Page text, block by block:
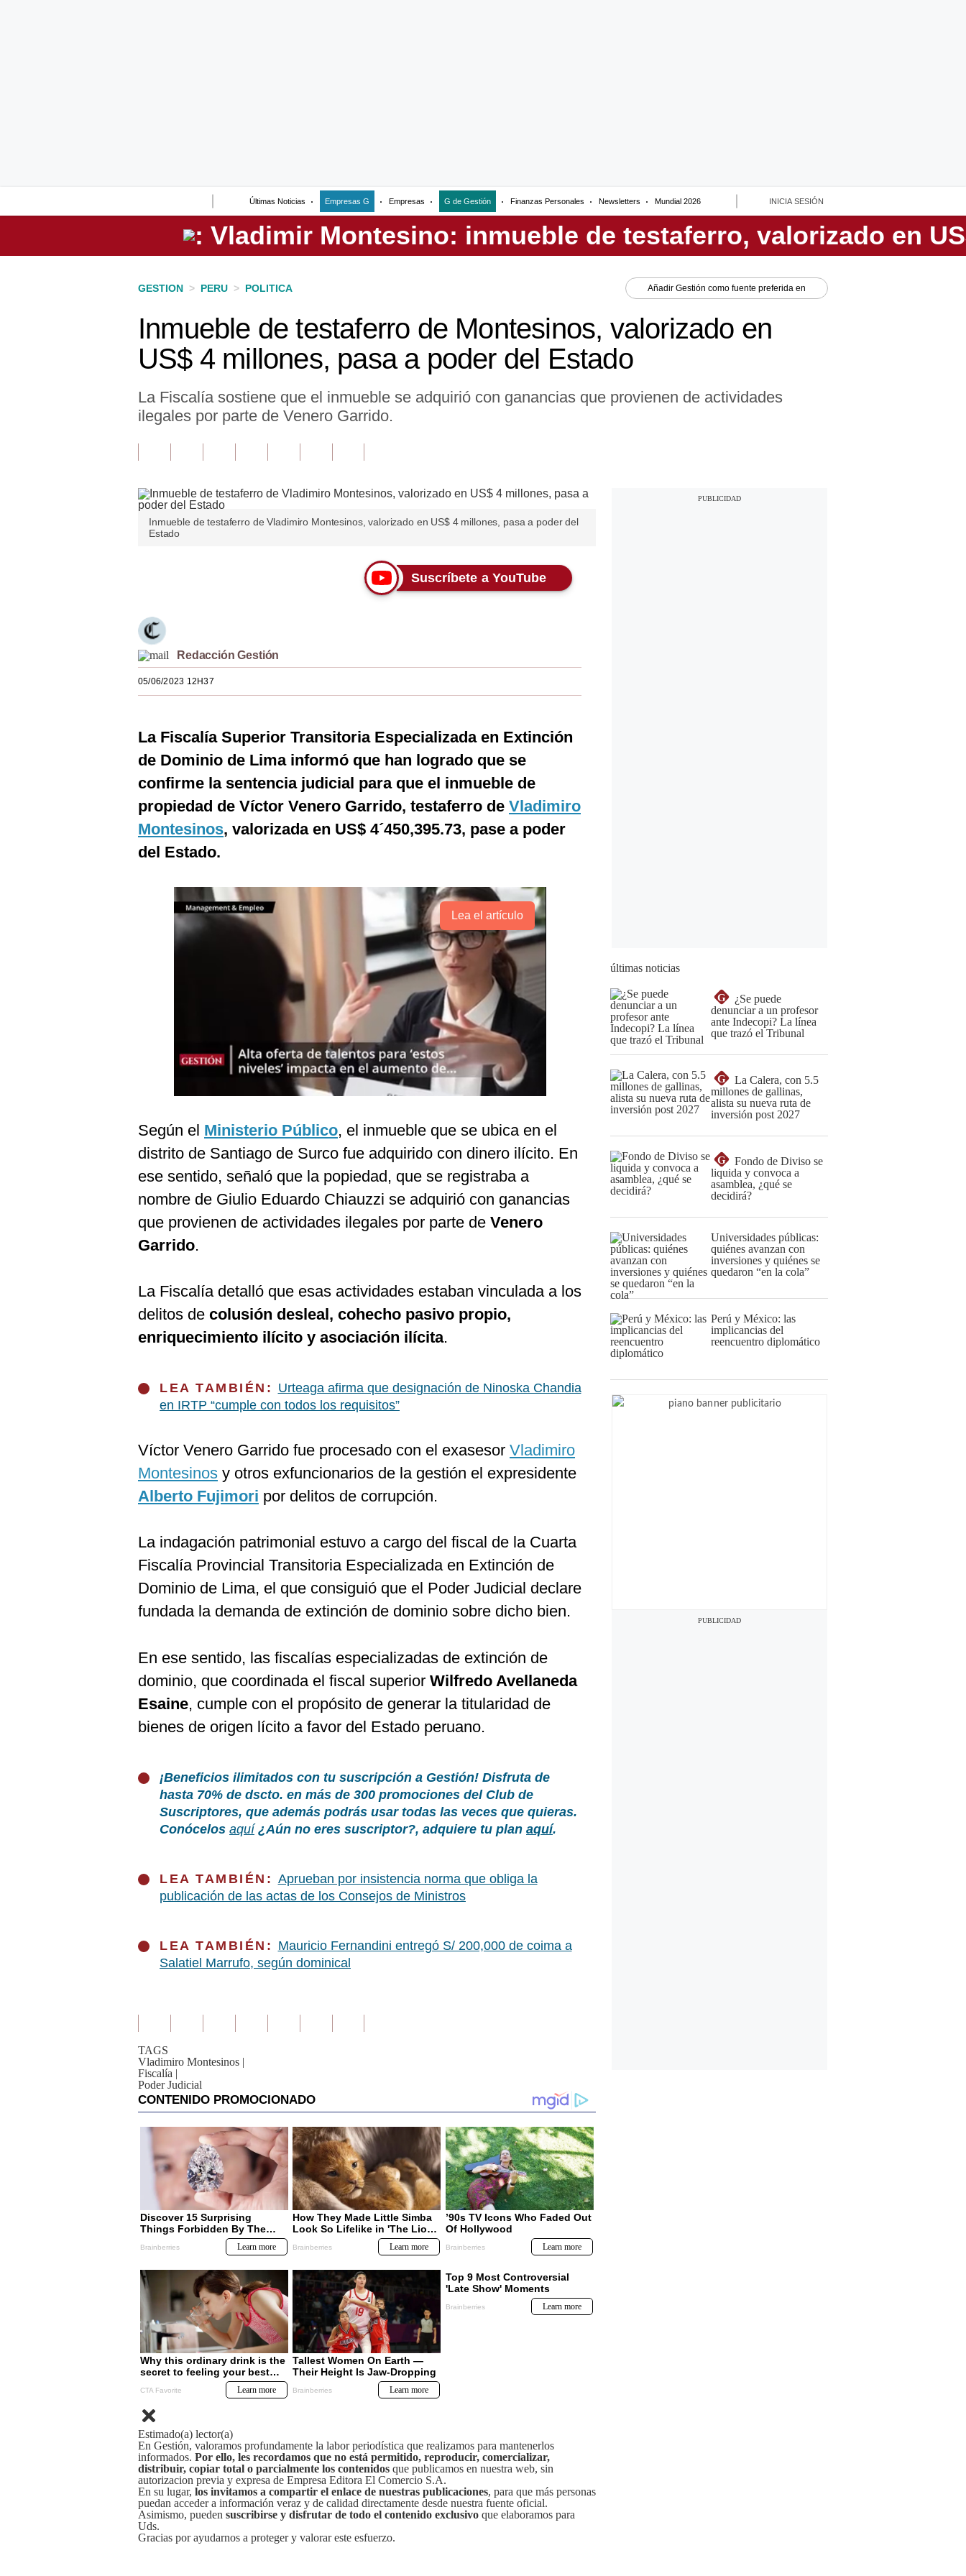
Últimas Noticias Empresas G Empresas G de Gestión Finanzas Personales Newsletters Mundial 2026 INICIA SESIÓN
Perú
GESTION > PERU > POLITICA Añadir Gestión como fuente preferida en
Inmueble de testaferro de Montesinos, valorizado en
US$ 4 millones, pasa a poder del Estado
La Fiscalía sostiene que el inmueble se adquirió con ganancias que provienen de actividades
ilegales por parte de Venero Garrido.
Inmueble de testaferro de Vladimiro Montesinos, valorizado en US$ 4 millones, pasa a poder del
Estado
Suscríbete a YouTube
Redacción Gestión
05/06/2023 12H37
La Fiscalía Superior Transitoria Especializada en Extinción
de Dominio de Lima informó que han logrado que se
confirme la sentencia judicial para que el inmueble de
propiedad de Víctor Venero Garrido, testaferro de Vladimiro
Montesinos, valorizada en US$ 4´450,395.73, pase a poder
del Estado.
Lea el artículo
Según el Ministerio Público, el inmueble que se ubica en el
distrito de Santiago de Surco fue adquirido con dinero ilícito. En
ese sentido, señaló que la popiedad, que se registraba a
nombre de Giulio Eduardo Chiauzzi se adquirió con ganancias
que provienen de actividades ilegales por parte de Venero
Garrido.
La Fiscalía detalló que esas actividades estaban vinculada a los
delitos de colusión desleal, cohecho pasivo propio,
enriquecimiento ilícito y asociación ilícita.
LEA TAMBIÉN: Urteaga afirma que designación de Ninoska Chandia
en IRTP “cumple con todos los requisitos”
Víctor Venero Garrido fue procesado con el exasesor Vladimiro
Montesinos y otros exfuncionarios de la gestión el expresidente
Alberto Fujimori por delitos de corrupción.
La indagación patrimonial estuvo a cargo del fiscal de la Cuarta
Fiscalía Provincial Transitoria Especializada en Extinción de
Dominio de Lima, el que consiguió que el Poder Judicial declare
fundada la demanda de extinción de dominio sobre dicho bien.
En ese sentido, las fiscalías especializadas de extinción de
dominio, que coordinada el fiscal superior Wilfredo Avellaneda
Esaine, cumple con el propósito de generar la titularidad de
bienes de origen lícito a favor del Estado peruano.
¡Beneficios ilimitados con tu suscripción a Gestión! Disfruta de
hasta 70% de dscto. en más de 300 promociones del Club de
Suscriptores, que además podrás usar todas las veces que quieras.
Conócelos aquí¿Aún no eres suscriptor?, adquiere tu plan aquí.
LEA TAMBIÉN: Aprueban por insistencia norma que obliga la
publicación de las actas de los Consejos de Ministros
LEA TAMBIÉN: Mauricio Fernandini entregó S/ 200,000 de coima a
Salatiel Marrufo, según dominical
TAGS
Vladimiro Montesinos |
Fiscalía |
Poder Judicial
Estimado(a) lector(a)
En Gestión, valoramos profundamente la labor periodística que realizamos para mantenerlos
informados. Por ello, les recordamos que no está permitido, reproducir, comercializar,
distribuir, copiar total o parcialmente los contenidos que publicamos en nuestra web, sin
autorizacion previa y expresa de Empresa Editora El Comercio S.A.
En su lugar, los invitamos a compartir el enlace de nuestras publicaciones, para que más personas
puedan acceder a información veraz y de calidad directamente desde nuestra fuente oficial.
Asimismo, pueden suscribirse y disfrutar de todo el contenido exclusivo que elaboramos para
Uds.
Gracias por ayudarnos a proteger y valorar este esfuerzo.
últimas noticias
G
¿Se puede
denunciar a un profesor
ante Indecopi? La línea
que trazó el Tribunal
G
La Calera, con 5.5
millones de gallinas,
alista su nueva ruta de
inversión post 2027
G
Fondo de Diviso se
liquida y convoca a
asamblea, ¿qué se
decidirá?
Universidades públicas:
quiénes avanzan con
inversiones y quiénes se
quedaron “en la cola”
Perú y México: las
implicancias del
reencuentro diplomático